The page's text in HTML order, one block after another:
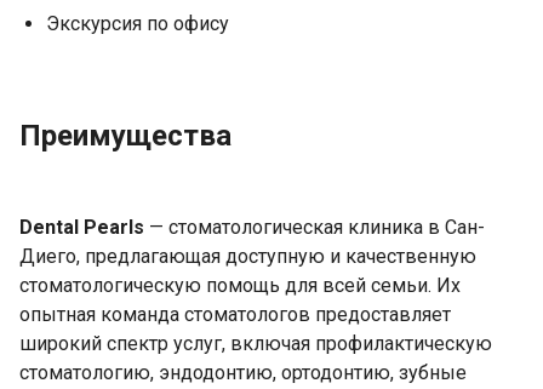
Экскурсия по офису
Преимущества
Dental Pearls — стоматологическая клиника в Сан-
Диего, предлагающая доступную и качественную
стоматологическую помощь для всей семьи. Их
опытная команда стоматологов предоставляет
широкий спектр услуг, включая профилактическую
стоматологию, эндодонтию, ортодонтию, зубные